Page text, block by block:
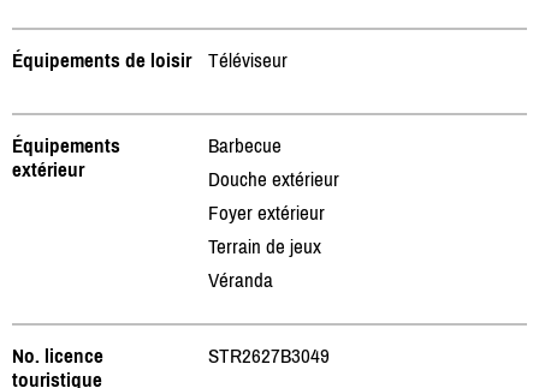
Équipements de loisir Téléviseur
Équipements
extérieur
Barbecue
Douche extérieur
Foyer extérieur
Terrain de jeux
Véranda
No. licence
touristique
STR2627B3049